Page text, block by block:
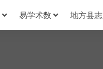
易学术数 地方县志